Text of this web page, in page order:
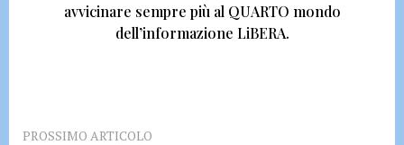
avvicinare sempre più al QUARTO mondo
dell’informazione LiBERA.
PROSSIMO ARTICOLO